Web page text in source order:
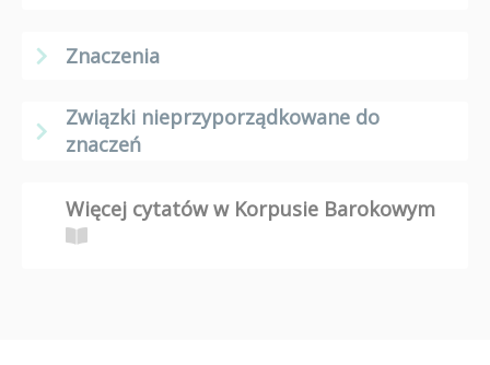
Znaczenia
Związki nieprzyporządkowane do
znaczeń
Więcej cytatów w Korpusie Barokowym